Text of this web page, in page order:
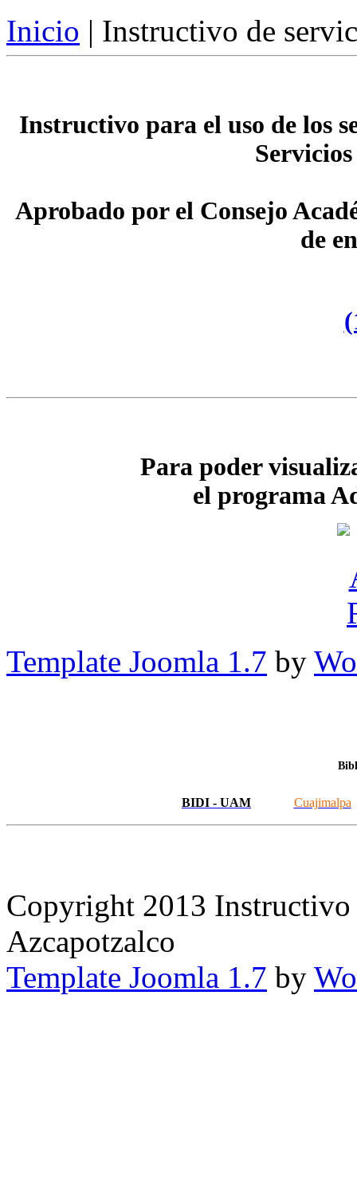
Inicio | Instructivo de
Instructivo para el uso de los
Aprobado por el Consejo
de
Para poder
el programa
Template Joomla 1.7 by
BIDI - UAM Cuajimalpa
Copyright 2013
Azcapotzalco
Template Joomla 1.7 by